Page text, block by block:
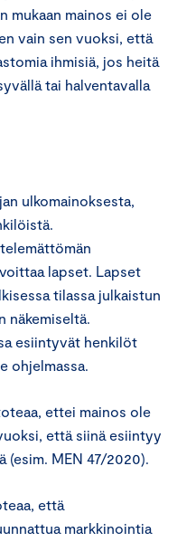
mukaan mainos ei ole
vain sen vuoksi, että
ihmisiä, jos heitä
tai halventavalla
ulkomainoksesta,
lapset. Lapset
tilassa julkaistun
näkemiseltä.
esiintyvät henkilöt
ohjelmassa.
ettei mainos ole
että siinä esiintyy
(esim. MEN 47/2020).
että
markkinointia